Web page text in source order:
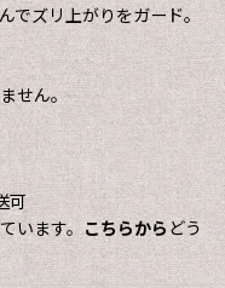
でズリ上がりをガード。
せん。
可
います。こちらからどう